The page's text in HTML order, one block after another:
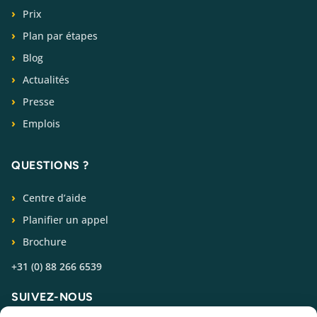
Prix
Plan par étapes
Blog
Actualités
Presse
Emplois
QUESTIONS ?
Centre d’aide
Planifier un appel
Brochure
+31 (0) 88 266 6539
SUIVEZ-NOUS